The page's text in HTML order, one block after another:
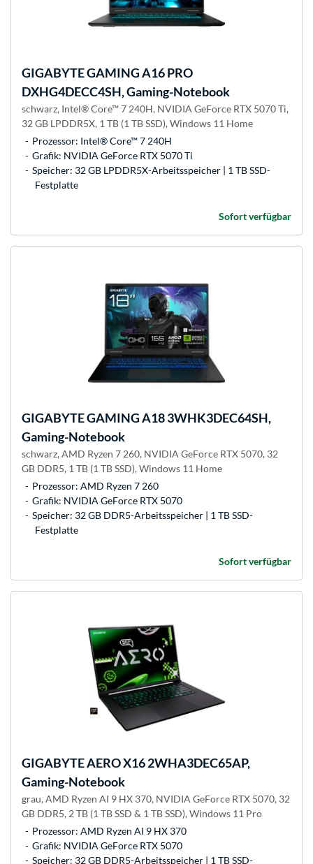
GIGABYTEGAMING A16 PRO
DXHG4DECC4SH, Gaming-Notebook
schwarz, Intel® Core™ 7 240H, NVIDIA GeForce RTX 5070 Ti,
32 GB LPDDR5X, 1 TB (1 TB SSD), Windows 11 Home
Prozessor: Intel® Core™ 7 240H
Grafik: NVIDIA GeForce RTX 5070 Ti
Speicher: 32 GB LPDDR5X-Arbeitsspeicher | 1 TB SSD-
Festplatte
Sofort verfügbar
GIGABYTEGAMING A18 3WHK3DEC64SH,
Gaming-Notebook
schwarz, AMD Ryzen 7 260, NVIDIA GeForce RTX 5070, 32
GB DDR5, 1 TB (1 TB SSD), Windows 11 Home
Prozessor: AMD Ryzen 7 260
Grafik: NVIDIA GeForce RTX 5070
Speicher: 32 GB DDR5-Arbeitsspeicher | 1 TB SSD-
Festplatte
Sofort verfügbar
GIGABYTEAERO X16 2WHA3DEC65AP,
Gaming-Notebook
grau, AMD Ryzen AI 9 HX 370, NVIDIA GeForce RTX 5070, 32
GB DDR5, 2 TB (1 TB SSD & 1 TB SSD), Windows 11 Pro
Prozessor: AMD Ryzen AI 9 HX 370
Grafik: NVIDIA GeForce RTX 5070
Speicher: 32 GB DDR5-Arbeitsspeicher | 1 TB SSD-